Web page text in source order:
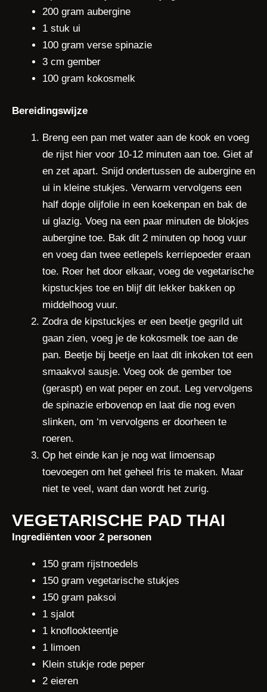
200 gram aubergine
1 stuk ui
100 gram verse spinazie
3 cm gember
100 gram kokosmelk
Bereidingswijze
Breng een pan met water aan de kook en voeg
de rijst hier voor 10-12 minuten aan toe. Giet af
en zet apart. Snijd ondertussen de aubergine en
ui in kleine stukjes. Verwarm vervolgens een
half dopje olijfolie in een koekenpan en bak de
ui glazig. Voeg na een paar minuten de blokjes
aubergine toe. Bak dit 2 minuten op hoog vuur
en voeg dan twee eetlepels kerriepoeder eraan
toe. Roer het door elkaar, voeg de vegetarische
kipstuckjes toe en blijf dit lekker bakken op
middelhoog vuur.
Zodra de kipstuckjes er een beetje gegrild uit
gaan zien, voeg je de kokosmelk toe aan de
pan. Beetje bij beetje en laat dit inkoken tot een
smaakvol sausje. Voeg ook de gember toe
(geraspt) en wat peper en zout. Leg vervolgens
de spinazie erbovenop en laat die nog even
slinken, om ‘m vervolgens er doorheen te
roeren.
Op het einde kan je nog wat limoensap
toevoegen om het geheel fris te maken. Maar
niet te veel, want dan wordt het zurig.
VEGETARISCHE PAD THAI
Ingrediënten voor 2 personen
150 gram rijstnoedels
150 gram vegetarische stukjes
150 gram paksoi
1 sjalot
1 knoflookteentje
1 limoen
Klein stukje rode peper
2 eieren